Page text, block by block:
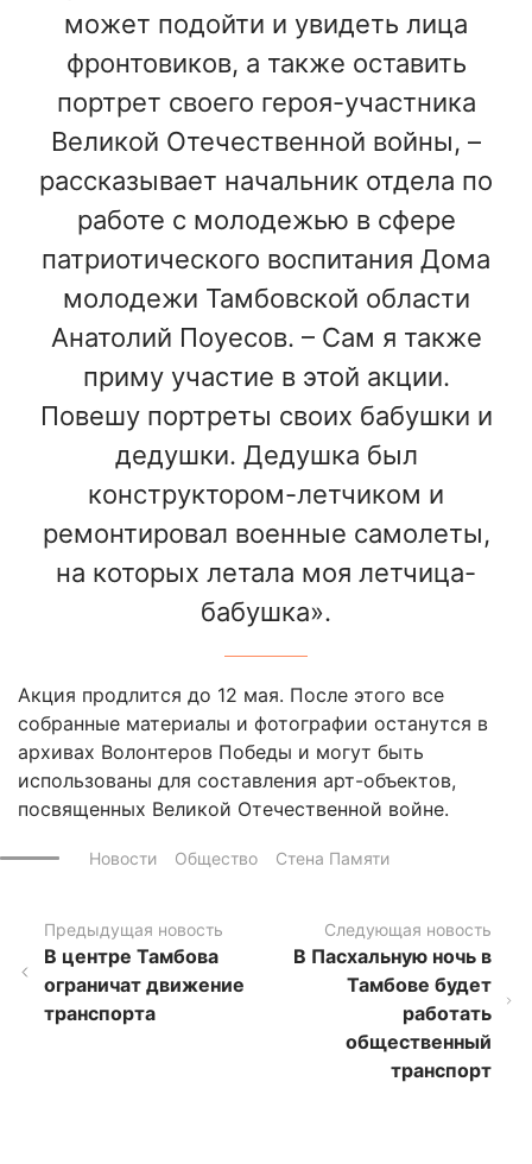
может подойти и увидеть лица
фронтовиков, а также оставить
портрет своего героя-участника
Великой Отечественной войны, –
рассказывает начальник отдела по
работе с молодежью в сфере
патриотического воспитания Дома
молодежи Тамбовской области
Анатолий Поуесов. – Сам я также
приму участие в этой акции.
Повешу портреты своих бабушки и
дедушки. Дедушка был
конструктором-летчиком и
ремонтировал военные самолеты,
на которых летала моя летчица-
бабушка».
Акция продлится до 12 мая. После этого все
собранные материалы и фотографии останутся в
архивах Волонтеров Победы и могут быть
использованы для составления арт-объектов,
посвященных Великой Отечественной войне.
Новости Общество Стена Памяти
Предыдущая новость
В центре Тамбова
ограничат движение
транспорта
Следующая новость
В Пасхальную ночь в
Тамбове будет
работать
общественный
транспорт